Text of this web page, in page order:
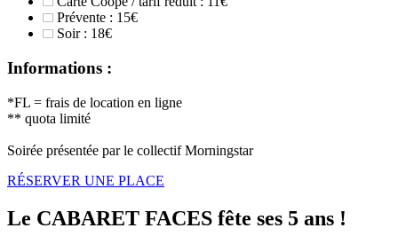
Prévente : 15€
Soir : 18€
Informations :
*FL = frais de location en ligne
** quota limité
Soirée présentée par le collectif Morningstar
RÉSERVER UNE PLACE
Le CABARET FACES fête ses 5 ans !